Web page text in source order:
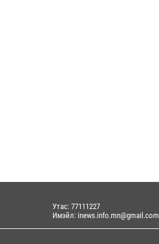
Утас: 77111227
Имэйл: inews.info.mn@gmail.com